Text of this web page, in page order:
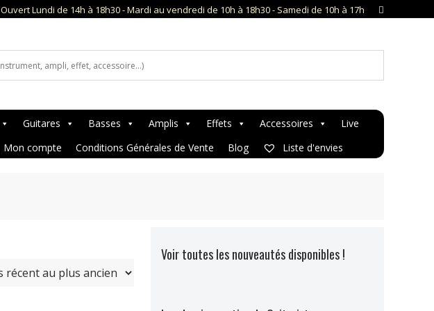
Ouvert Lundi de 14h à 18h30 - Mardi au vendredi de 10h à 18h30 - Samedi de 10h à 17h
Guitares Basses Amplis Effets Accessoires
Live
Mon compte Conditions Générales de Vente Blog Liste d'envies
Voir toutes les nouveautés disponibles !